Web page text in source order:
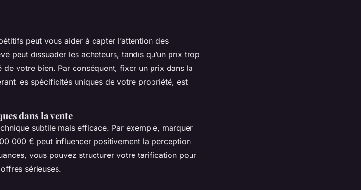
peut vous aider à capter l’attention des
peut dissuader les acheteurs, tandis qu’un prix trop
votre bien. Par conséquent, fixer un prix dans la
les spécificités uniques de votre propriété, est
dans la vente
subtile mais efficace. Par exemple, marquer
000 € peut influencer positivement la perception
vous pouvez structurer votre tarification pour
sérieuses.